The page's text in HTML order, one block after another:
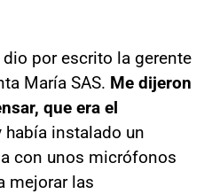
por escrito la gerente
María SAS. Me dijeron
que era el
había instalado un
con unos micrófonos
mejorar las